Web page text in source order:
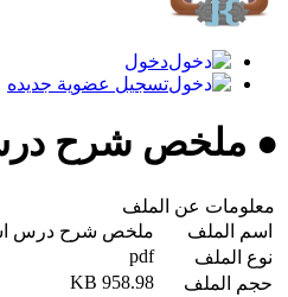
دخول
تسجيل عضوية جديده
● ملخص شرح
معلومات عن الملف
اسم الملف
ملخص شرح درس
نوع الملف
pdf
حجم الملف
958.98 KB